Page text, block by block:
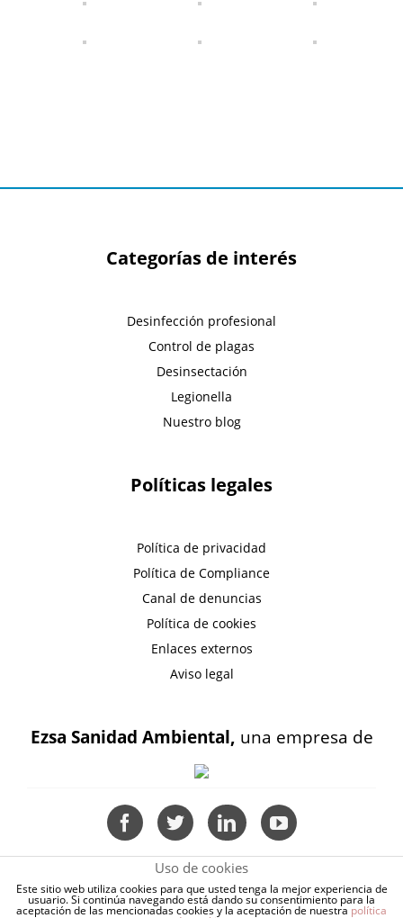
Categorías de interés
Desinfección profesional
Control de plagas
Desinsectación
Legionella
Nuestro blog
Políticas legales
Política de privacidad
Política de Compliance
Canal de denuncias
Política de cookies
Enlaces externos
Aviso legal
Ezsa Sanidad Ambiental, una empresa de
Uso de cookies
Este sitio web utiliza cookies para que usted tenga la mejor experiencia de
usuario. Si continúa navegando está dando su consentimiento para la
aceptación de las mencionadas cookies y la aceptación de nuestra política